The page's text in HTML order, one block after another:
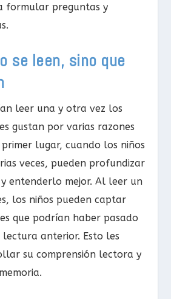
formular preguntas y
se leen, sino que
leer una y otra vez los
gustan por varias razones
lugar, cuando los niños
veces, pueden profundizar
entenderlo mejor. Al leer un
los niños pueden captar
que podrían haber pasado
anterior. Esto les
su comprensión lectora y